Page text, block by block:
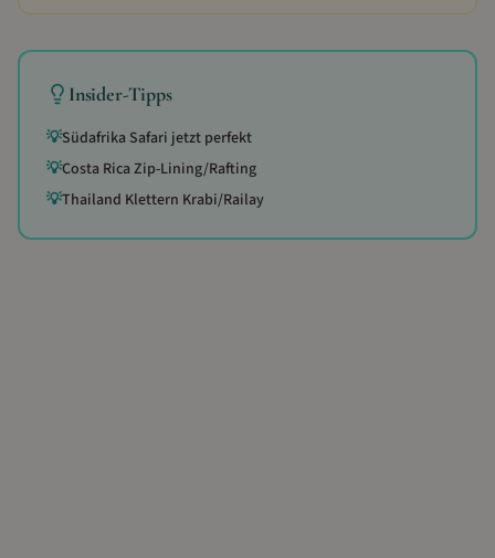
Insider-Tipps
💡Südafrika Safari jetzt perfekt
💡Costa Rica Zip-Lining/Rafting
💡Thailand Klettern Krabi/Railay